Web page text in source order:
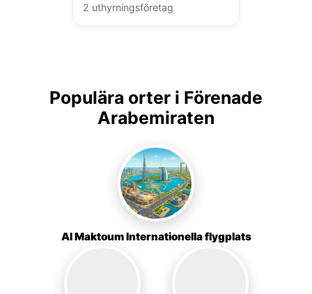
2 uthyrningsföretag
Populära orter i Förenade
Arabemiraten
Al Maktoum Internationella flygplats